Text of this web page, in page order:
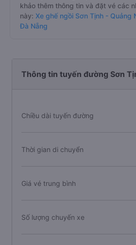
khảo thêm thông tin và đặt vé các
này: Xe ghế ngồi Sơn Tịnh - Quảng
Đà Nẵng
Thông tin tuyến đường Sơn
Chiều dài tuyến đường
Thời gian di chuyển
Giá vé trung bình
Số lượng chuyến xe